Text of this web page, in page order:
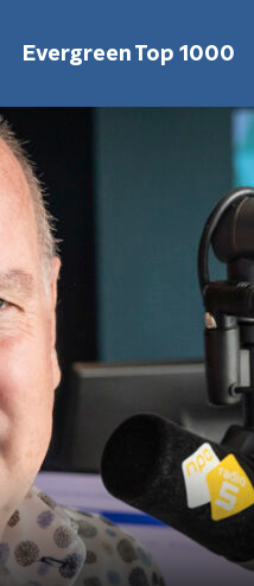
Evergreen Top 1000